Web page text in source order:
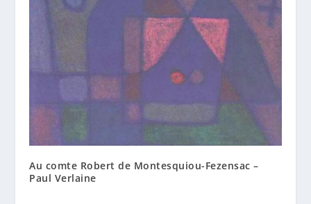
Au comte Robert de Montesquiou-Fezensac –
Paul Verlaine